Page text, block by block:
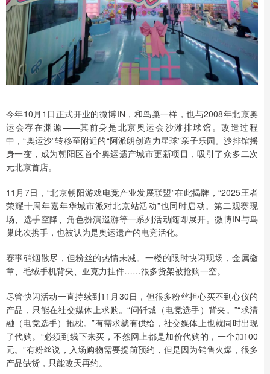
今年10月1日正式开业的微博IN，和鸟巢一样，也与2008年北京奥
运会存在渊源——其前身是北京奥运会沙滩排球馆。改造过程
中，“奥运沙”转移至附近的“阿派朗创造力星球”亲子乐园。沙排馆摇
身一变，成为朝阳区首个奥运遗产城市更新项目，吸引了众多二次
元北京首店。
11月7日，“北京朝阳游戏电竞产业发展联盟”在此揭牌，“2025王者
荣耀十周年嘉年华城市派对北京站活动”也同时启动。第二观赛现
场、选手空降、角色扮演巡游等一系列活动随即展开。微博IN与鸟
巢此次携手，也被认为是奥运遗产的电竞活化。
赛事硝烟散尽，但粉丝的热情未减。一楼的限时快闪现场，金属徽
章、毛绒手机背夹、亚克力挂件……很多货架被抢购一空。
尽管快闪活动一直持续到11月30日，但很多粉丝担心买不到心仪的
产品，只能在社交媒体上求购。“问钎城（电竞选手）背夹。”“求清
融（电竞选手）抱枕。”有需求就有供给，社交媒体上也就同时出现
了代购。“必须到线下来买，不然网上都是加价代购的，一个加100
元。”有粉丝说，入场购物需要提前预约，但是因为销售火爆，很多
产品缺货，只能改天再约。